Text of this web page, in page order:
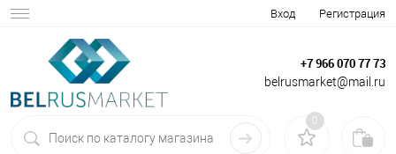
Вход Регистрация
+7 966 070 77 73
belrusmarket@mail.ru
0